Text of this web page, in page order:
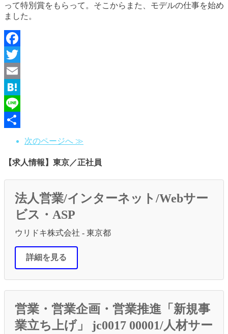
って特別賞をもらって。そこからまた、モデルの仕事を始め
ました。
Facebook
Twitter
Email
Hatena
Line
次のページへ ≫
【求人情報】東京／正社員
法人営業/インターネット/Webサー
ビス・ASP
ウリドキ株式会社 - 東京都
詳細を見る
営業・営業企画・営業推進「新規事
業立ち上げ」 jc0017 00001/人材サー